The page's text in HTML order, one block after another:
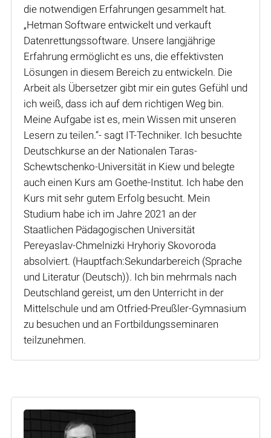
die notwendigen Erfahrungen gesammelt hat.
„Hetman Software entwickelt und verkauft
Datenrettungssoftware. Unsere langjährige
Erfahrung ermöglicht es uns, die effektivsten
Lösungen in diesem Bereich zu entwickeln. Die
Arbeit als Übersetzer gibt mir ein gutes Gefühl und
ich weiß, dass ich auf dem richtigen Weg bin.
Meine Aufgabe ist es, mein Wissen mit unseren
Lesern zu teilen.“- sagt IT-Techniker. Ich besuchte
Deutschkurse an der Nationalen Taras-
Schewtschenko-Universität in Kiew und belegte
auch einen Kurs am Goethe-Institut. Ich habe den
Kurs mit sehr gutem Erfolg besucht. Mein
Studium habe ich im Jahre 2021 an der
Staatlichen Pädagogischen Universität
Pereyaslav-Chmelnizki Hryhoriy Skovoroda
absolviert. (Hauptfach:Sekundarbereich (Sprache
und Literatur (Deutsch)). Ich bin mehrmals nach
Deutschland gereist, um den Unterricht in der
Mittelschule und am Otfried-Preußler-Gymnasium
zu besuchen und an Fortbildungsseminaren
teilzunehmen.